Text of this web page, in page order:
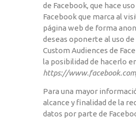
de Facebook, que hace
Facebook que marca al
página web de forma
deseas oponerte al uso
Custom Audiences de
la posibilidad de hacerlo
https://
Para una mayor
alcance y finalidad de la
datos por parte de